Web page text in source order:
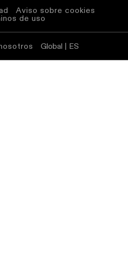
Aviso sobre cookies
de uso
Global | ES